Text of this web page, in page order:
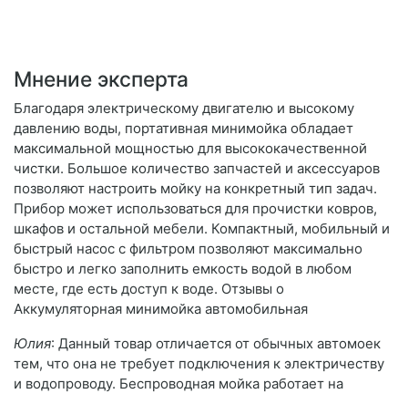
Мнение эксперта
Благодаря электрическому двигателю и высокому
давлению воды, портативная минимойка обладает
максимальной мощностью для высококачественной
чистки. Большое количество запчастей и аксессуаров
позволяют настроить мойку на конкретный тип задач.
Прибор может использоваться для прочистки ковров,
шкафов и остальной мебели. Компактный, мобильный и
быстрый насос с фильтром позволяют максимально
быстро и легко заполнить емкость водой в любом
месте, где есть доступ к воде. Отзывы о
Аккумуляторная минимойка автомобильная
Юлия: Данный товар отличается от обычных автомоек
тем, что она не требует подключения к электричеству
и водопроводу. Беспроводная мойка работает на